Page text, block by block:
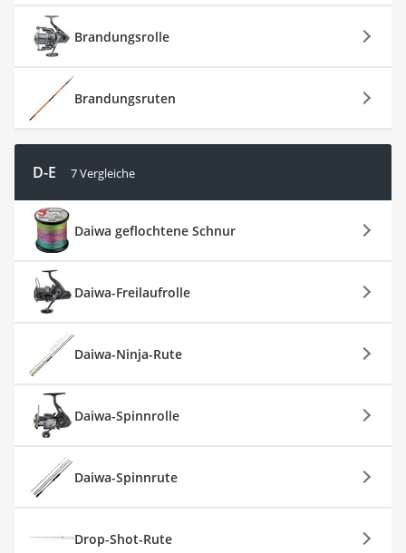
Brandungsrolle
Brandungsruten
D-E 7 Vergleiche
Daiwa geflochtene Schnur
Daiwa-Freilaufrolle
Daiwa-Ninja-Rute
Daiwa-Spinnrolle
Daiwa-Spinnrute
Drop-Shot-Rute